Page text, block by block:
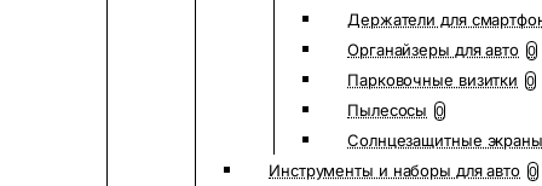
Держатели для
Органайзеры для авто 0
Парковочные визитки 0
Пылесосы 0
Солнцезащитные экраны
Инструменты и наборы для авто 0